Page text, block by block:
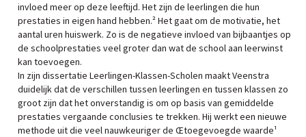
invloed meer op deze leeftijd. Het zijn de leerlingen die hun
prestaties in eigen hand hebben.² Het gaat om de motivatie, het
aantal uren huiswerk. Zo is de negatieve invloed van bijbaantjes op
de schoolprestaties veel groter dan wat de school aan leerwinst
kan toevoegen.
In zijn dissertatie Leerlingen-Klassen-Scholen maakt Veenstra
duidelijk dat de verschillen tussen leerlingen en tussen klassen zo
groot zijn dat het onverstandig is om op basis van gemiddelde
prestaties vergaande conclusies te trekken. Hij werkt een nieuwe
methode uit die veel nauwkeuriger de Œtoegevoegde waarde¹